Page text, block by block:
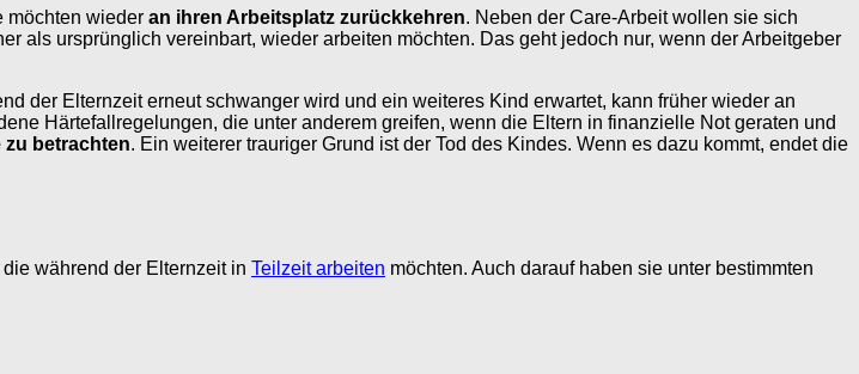
möchten wieder an ihren Arbeitsplatz zurückkehren. Neben der Care-Arbeit wollen sie sich
als ursprünglich vereinbart, wieder arbeiten möchten. Das geht jedoch nur, wenn der Arbeitgeber
der Elternzeit erneut schwanger wird und ein weiteres Kind erwartet, kann früher wieder an
Härtefallregelungen, die unter anderem greifen, wenn die Eltern in finanzielle Not geraten und
zu betrachten. Ein weiterer trauriger Grund ist der Tod des Kindes. Wenn es dazu kommt, endet die
während der Elternzeit in Teilzeit arbeiten möchten. Auch darauf haben sie unter bestimmten